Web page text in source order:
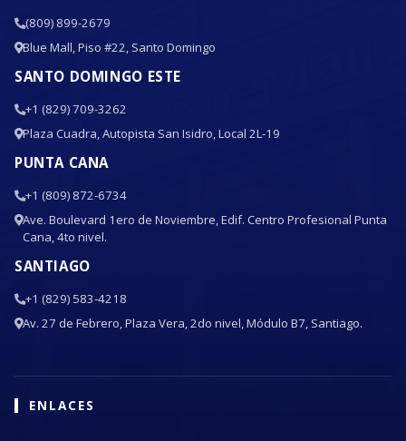
(809) 899-2679
Blue Mall, Piso #22, Santo Domingo
SANTO DOMINGO ESTE
+1 (829) 709-3262
Plaza Cuadra, Autopista San Isidro, Local 2L-19
PUNTA CANA
+1 (809) 872-6734
Ave. Boulevard 1ero de Noviembre, Edif. Centro Profesional Punta
Cana, 4to nivel.
SANTIAGO
+1 (829) 583-4218
Av. 27 de Febrero, Plaza Vera, 2do nivel, Módulo B7, Santiago.
ENLACES